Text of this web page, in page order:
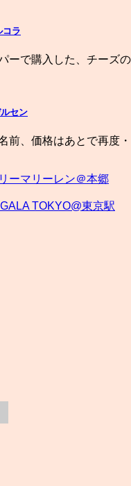
コラ
ーで購入した、チーズ
セン
前、価格はあとで再度
ーマリーレン＠本郷
TOKYO@東京駅